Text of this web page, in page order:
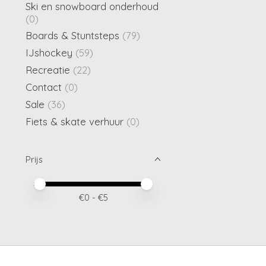
Ski en snowboard onderhoud
(0)
Boards & Stuntsteps (79)
IJshockey (59)
Recreatie (22)
Contact (0)
Sale (36)
Fiets & skate verhuur (0)
Prijs
Minimale prijswaarde
Price maximum value
€0 - €5